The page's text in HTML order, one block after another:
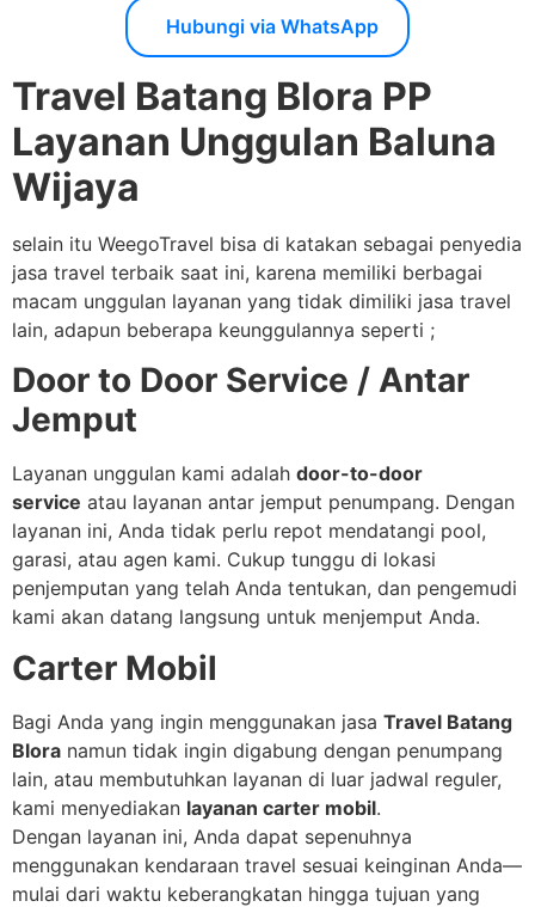
Hubungi via WhatsApp
Travel Batang Blora PP
Layanan Unggulan Baluna
Wijaya
selain itu WeegoTravel bisa di katakan sebagai penyedia
jasa travel terbaik saat ini, karena memiliki berbagai
macam unggulan layanan yang tidak dimiliki jasa travel
lain, adapun beberapa keunggulannya seperti ;
Door to Door Service / Antar
Jemput
Layanan unggulan kami adalah door-to-door
service atau layanan antar jemput penumpang. Dengan
layanan ini, Anda tidak perlu repot mendatangi pool,
garasi, atau agen kami. Cukup tunggu di lokasi
penjemputan yang telah Anda tentukan, dan pengemudi
kami akan datang langsung untuk menjemput Anda.
Carter Mobil
Bagi Anda yang ingin menggunakan jasa Travel Batang
Blora namun tidak ingin digabung dengan penumpang
lain, atau membutuhkan layanan di luar jadwal reguler,
kami menyediakan layanan carter mobil.
Dengan layanan ini, Anda dapat sepenuhnya
menggunakan kendaraan travel sesuai keinginan Anda—
mulai dari waktu keberangkatan hingga tujuan yang